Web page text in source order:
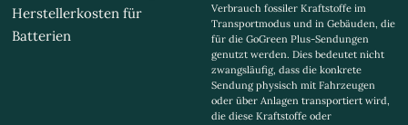
Herstellerkosten für
Batterien
Verbrauch fossiler Kraftstoffe im
Transportmodus und in Gebäuden, die
für die GoGreen Plus-Sendungen
genutzt werden. Dies bedeutet nicht
zwangsläufig, dass die konkrete
Sendung physisch mit Fahrzeugen
oder über Anlagen transportiert wird,
die diese Kraftstoffe oder